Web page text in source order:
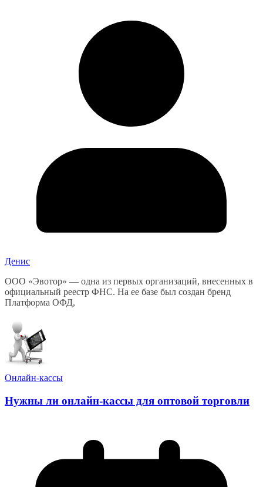
Денис
ООО «Эвотор» — одна из первых организаций, внесенных в
официальный реестр ФНС. На ее базе был создан бренд
Платформа ОФД,
Онлайн-кассы
Нужны ли онлайн-кассы для оптовой торговли